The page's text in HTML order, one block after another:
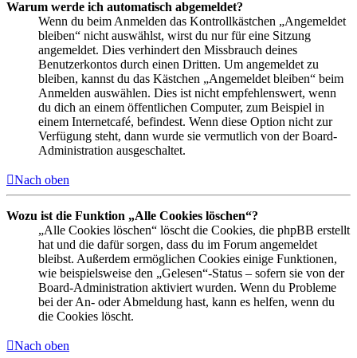
Warum werde ich automatisch abgemeldet?
Wenn du beim Anmelden das Kontrollkästchen „Angemeldet
bleiben“ nicht auswählst, wirst du nur für eine Sitzung
angemeldet. Dies verhindert den Missbrauch deines
Benutzerkontos durch einen Dritten. Um angemeldet zu
bleiben, kannst du das Kästchen „Angemeldet bleiben“ beim
Anmelden auswählen. Dies ist nicht empfehlenswert, wenn
du dich an einem öffentlichen Computer, zum Beispiel in
einem Internetcafé, befindest. Wenn diese Option nicht zur
Verfügung steht, dann wurde sie vermutlich von der Board-
Administration ausgeschaltet.
Nach oben
Wozu ist die Funktion „Alle Cookies löschen“?
„Alle Cookies löschen“ löscht die Cookies, die phpBB erstellt
hat und die dafür sorgen, dass du im Forum angemeldet
bleibst. Außerdem ermöglichen Cookies einige Funktionen,
wie beispielsweise den „Gelesen“-Status – sofern sie von der
Board-Administration aktiviert wurden. Wenn du Probleme
bei der An- oder Abmeldung hast, kann es helfen, wenn du
die Cookies löscht.
Nach oben